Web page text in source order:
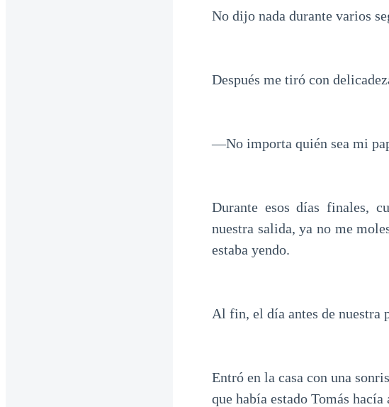
No dijo nada durante varios
Después me tiró con
—No importa quién sea mi
Durante esos días finales,
nuestra salida, ya no me
estaba yendo.
Al fin, el día antes de nuestra
Entró en la casa con una
que había estado Tomás hacía